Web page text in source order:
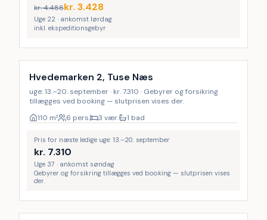
kr.4.488kr. 3.428
Uge 22 · ankomst lørdag
inkl. ekspeditionsgebyr
Hvedemarken 2, Tuse Næs
uge: 13.–20. september · kr. 7.310 · Gebyrer og forsikring
tillægges ved booking — slutprisen vises der.
110 m² 6 pers. 3 vær. 1 bad
Pris for næste ledige uge: 13.–20. september
kr. 7.310
Uge 37 · ankomst søndag
Gebyrer og forsikring tillægges ved booking — slutprisen vises
der.
Inkl. rengøring